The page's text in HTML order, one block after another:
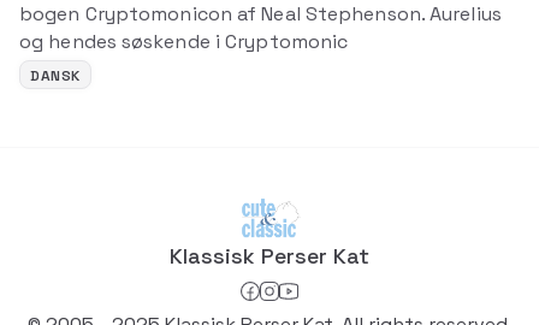
bogen Cryptomonicon af Neal Stephenson. Aurelius
og hendes søskende i Cryptomonic
DANSK
Klassisk Perser Kat